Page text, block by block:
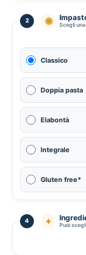
2 ◉ Scegli
Classico
Doppia pasta
Elabontà
Integrale
Gluten free*
4 + Puoi